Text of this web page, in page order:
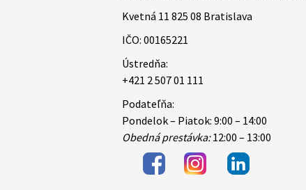
Kvetná 11 825 08 Bratislava
IČO: 00165221
Ústredňa:
+421 2 507 01 111
Podateľňa:
Pondelok – Piatok: 9:00 – 14:00
Obedná prestávka:12:00 – 13:00